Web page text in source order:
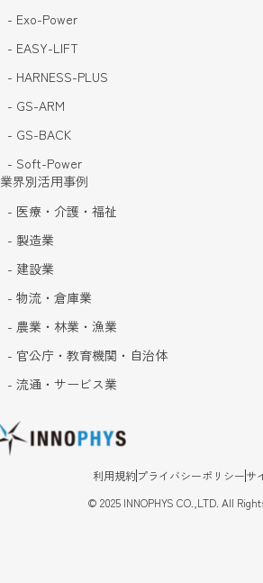
- Exo-Power
- EASY-LIFT
- HARNESS-PLUS
- GS-ARM
- GS-BACK
- Soft-Power
業界別活用事例
- 医療・介護・福祉
- 製造業
- 建設業
- 物流・倉庫業
- 農業・林業・漁業
- 官公庁・教育機関・自治体
- 流通・サービス業
利用規約 プライバシーポリシーサ
© 2025 INNOPHYS CO.,LTD. All